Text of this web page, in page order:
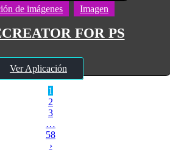
de imágenes Imagen
FOR PS
Ver Aplicación
1
2
3
…
58
›